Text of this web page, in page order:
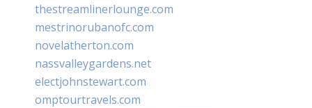
thestreamlinerlounge.com
mestrinorubanofc.com
novelatherton.com
nassvalleygardens.net
electjohnstewart.com
omptourtravels.com